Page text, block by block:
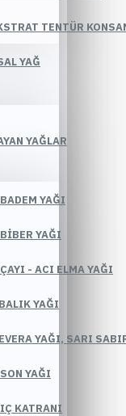
TENTÜR
YAĞ
YAĞLAR
YAĞI
YAĞI
- ACI ELMA YAĞI
YAĞI
YAĞI, SARI
YAĞI
KATRANI